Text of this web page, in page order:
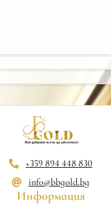
+359 894 448 830
info@bbgold.bg
Информация